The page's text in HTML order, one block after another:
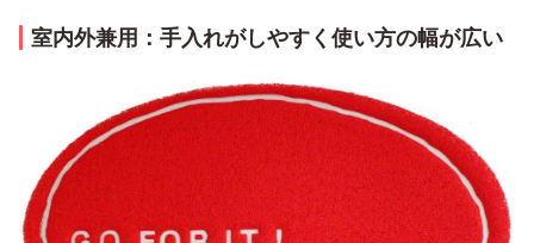
室内外兼用：手入れがしやすく使い方の幅が広い